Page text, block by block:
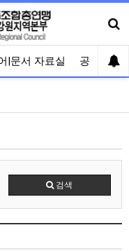
|문서 자료실 공유게시
검색